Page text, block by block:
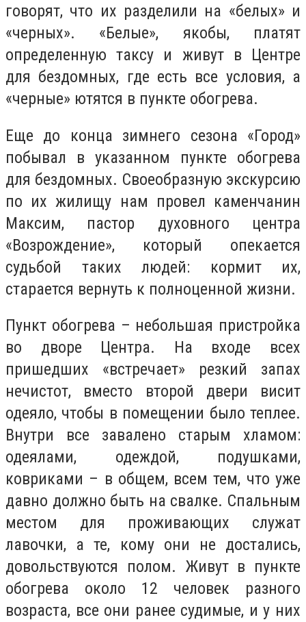
говорят, что их разделили на «белых» и
«черных». «Белые», якобы, платят
определенную таксу и живут в Центре
для бездомных, где есть все условия, а
«черные» ютятся в пункте обогрева.
Еще до конца зимнего сезона «Город»
побывал в указанном пункте обогрева
для бездомных. Своеобразную экскурсию
по их жилищу нам провел каменчанин
Максим, пастор духовного центра
«Возрождение», который опекается
судьбой таких людей: кормит их,
старается вернуть к полноценной жизни.
Пункт обогрева – небольшая пристройка
во дворе Центра. На входе всех
пришедших «встречает» резкий запах
нечистот, вместо второй двери висит
одеяло, чтобы в помещении было теплее.
Внутри все завалено старым хламом:
одеялами, одеждой, подушками,
ковриками – в общем, всем тем, что уже
давно должно быть на свалке. Спальным
местом для проживающих служат
лавочки, а те, кому они не достались,
довольствуются полом. Живут в пункте
обогрева около 12 человек разного
возраста, все они ранее судимые, и у них